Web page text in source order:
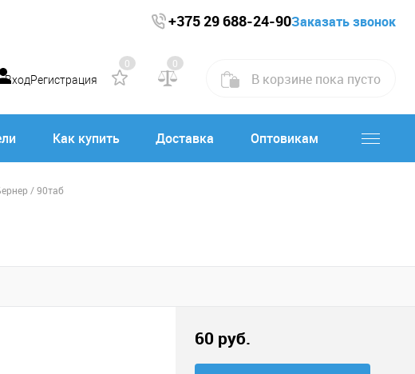
+375 29 688-24-90Заказать звонок
ВходРегистрация
0 0
В корзине пока пусто
Как купить Доставка Оптовикам
/ 90таб
60 руб.